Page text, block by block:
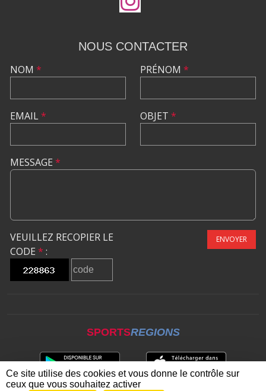
NOUS CONTACTER
NOM *
EMAIL*
PRÉNOM *
OBJET *
MESSAGE *
VEUILLEZ RECOPIER LE
CODE * :
ENVOYER
SPORTSREGIONS
Ce site utilise des cookies et vous donne le contrôle sur
ceux que vous souhaitez activer